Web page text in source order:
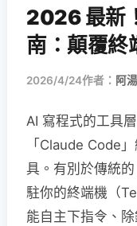
2026 最新
南：顛覆終
2026/4/24作者： 阿湯
AI 寫程式的工具
「Claude Code
具。有別於傳統
駐你的終端機（
能自主下指令、